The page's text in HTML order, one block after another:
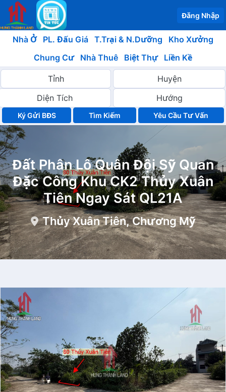
Đăng Nhập
Nhà Ở PL. Đấu Giá T.Trại & N.Dưỡng
Kho Xưởng
Chung Cư
Nhà Thuê Biệt Thự Liền Kề
Ký Gửi BĐS Yêu Cầu Tư Vấn
Đất Phân Lô Quân Đội Sỹ Quan
Đặc Công Khu CK2 Thủy Xuân
Tiên Ngay Sát QL21A
Thủy Xuân Tiên, Chương Mỹ